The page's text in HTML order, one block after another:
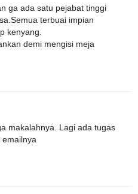
ga ada satu pejabat tinggi
terbuai impian
kenyang.
demi mengisi meja
makalahnya. Lagi ada tugas
emailnya